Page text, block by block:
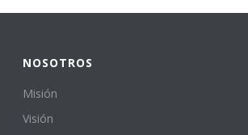
NOSOTROS
Misión
Visión